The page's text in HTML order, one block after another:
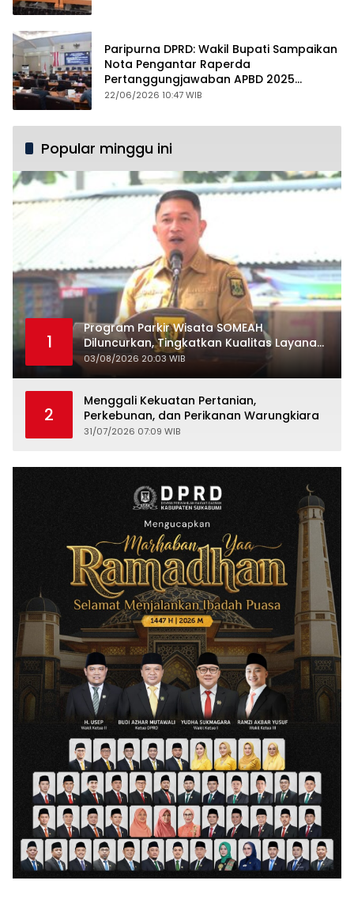
Paripurna DPRD: Wakil Bupati Sampaikan
Nota Pengantar Raperda
Pertanggungjawaban APBD 2025
dengan Raihan WTP ke-12
22/06/2026 10:47 WIB
Popular minggu ini
1
Program Parkir Wisata SOMEAH
Diluncurkan, Tingkatkan Kualitas Layanan
Kepariwisataan
03/08/2026 20:03 WIB
2
Menggali Kekuatan Pertanian,
Perkebunan, dan Perikanan Warungkiara
31/07/2026 07:09 WIB